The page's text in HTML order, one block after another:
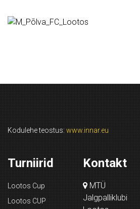
Kodulehe teostus: www.innar.eu
Turniirid
Lootos Cup
Lootos CUP
Kontakt
MTÜ
Jalgpalliklubi